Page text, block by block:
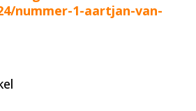
nummer-1-aartjan-van-